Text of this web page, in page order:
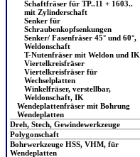
Schaftfräser für TP..11 + 1603..
mit Zylinderschaft
Senker für
Schraubenkopfsenkungen
Senker/ Fasenfräser 45° und 60°,
Weldonschaft
T-Nutenfräser mit Weldon und IK
Viertelkreisfräser
Viertelkreisfräser für
Wechselplatten
Winkelfräser, verstellbar,
Weldonschaft, IK
Wendeplattenfräser mit Bohrung
Wendeplatten
Dreh, Stech, Gewindewerkzeuge
Polygonschaft
Bohrwerkzeuge HSS, VHM, für
Wendeplatten